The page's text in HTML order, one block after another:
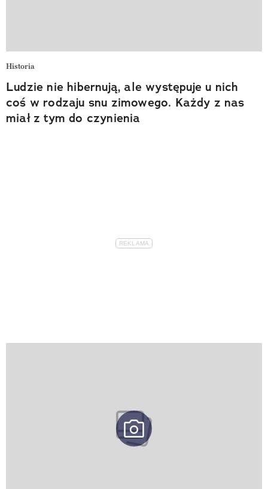
Historia
Ludzie nie hibernują, ale występuje u nich
coś w rodzaju snu zimowego. Każdy z nas
miał z tym do czynienia